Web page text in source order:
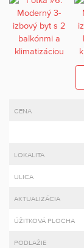
CENA
LOKALITA
ULICA
AKTUALIZÁCIA
ÚŽITKOVÁ PLOCHA
PODLAŽIE